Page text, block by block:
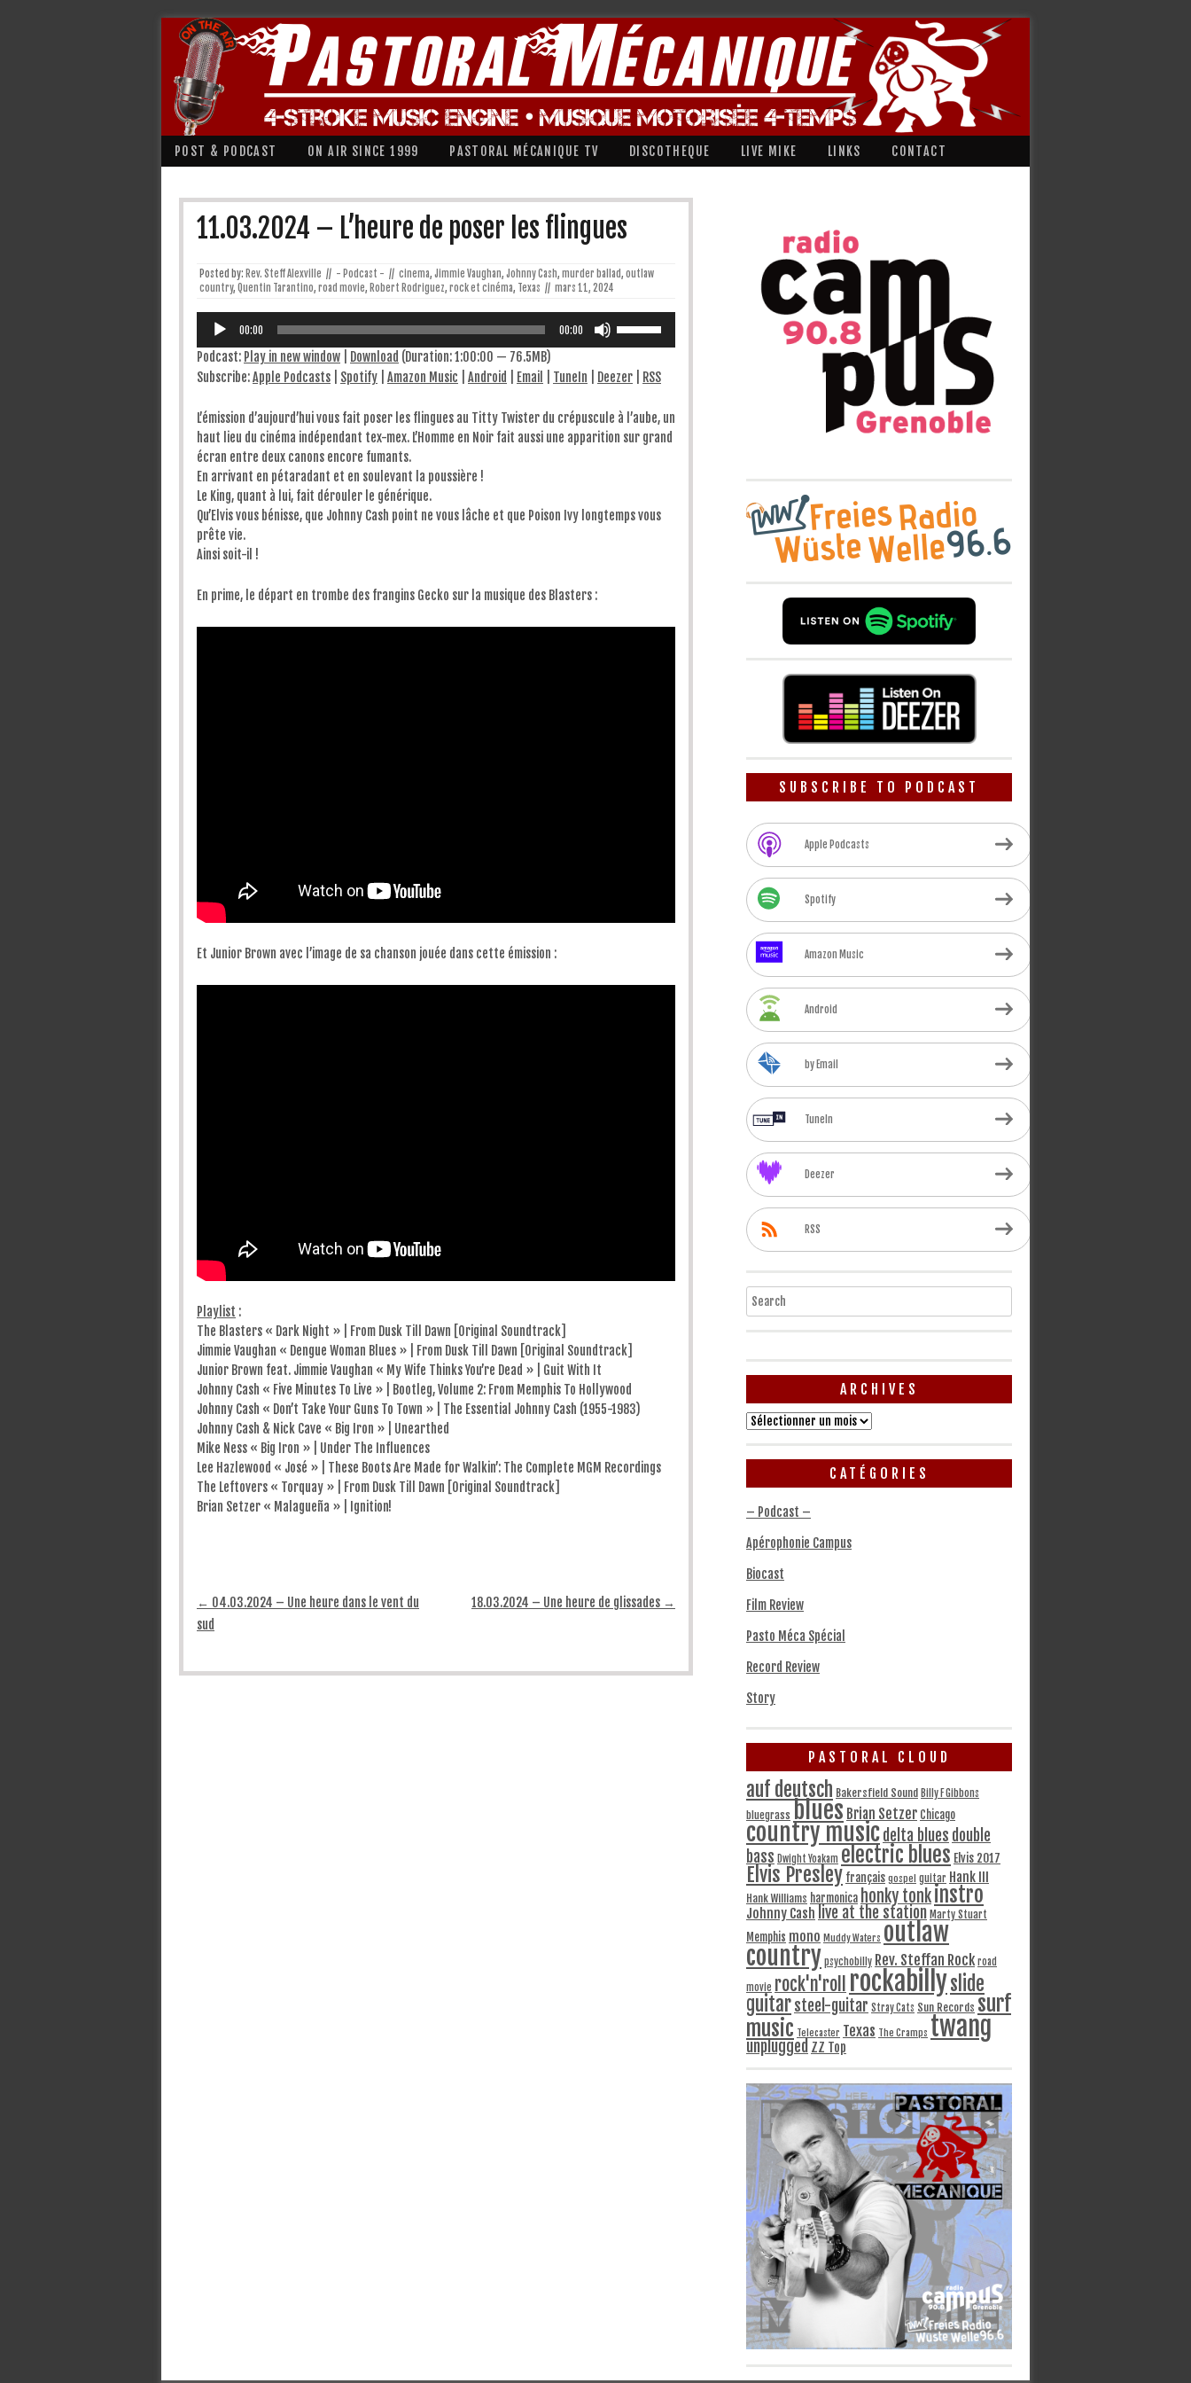
POST & PODCAST ON AIR SINCE 1999 PASTORAL MÉCANIQUE TV DISCOTHEQUE LIVE MIKE LINKS CONTACT
11.03.2024 – L’heure de poser les flingues
Posted by: Rev. Steff Alexville // - Podcast - // cinema, Jimmie Vaughan, Johnny Cash, murder ballad, outlaw
country, Quentin Tarantino, road movie, Robert Rodriguez, rock et cinéma, Texas // mars 11, 2024
Lecteur
audio
00:00 00:00
Utilisez
les
pour
augmenter
le
Podcast: Play in new window Download (Duration: 1:00:00 — 76.5MB)
Subscribe:Apple Podcasts Spotify Amazon Music Android Email TuneIn Deezer RSS
L’émission d’aujourd’hui vous fait poser les flingues au Titty Twister du crépuscule à l’aube, un
haut lieu du cinéma indépendant tex-mex. L’Homme en Noir fait aussi une apparition sur grand
écran entre deux canons encore fumants.
En arrivant en pétaradant et en soulevant la poussière !
Le King, quant à lui, fait dérouler le générique.
Qu’Elvis vous bénisse, que Johnny Cash point ne vous lâche et que Poison Ivy longtemps vous
prête vie.
Ainsi soit-il !
En prime, le départ en trombe des frangins Gecko sur la musique des Blasters :
Et Junior Brown avec l’image de sa chanson jouée dans cette émission :
Playlist :
The Blasters « Dark Night » | From Dusk Till Dawn [Original Soundtrack]
Jimmie Vaughan « Dengue Woman Blues » | From Dusk Till Dawn [Original Soundtrack]
Junior Brown feat. Jimmie Vaughan « My Wife Thinks You’re Dead » | Guit With It
Johnny Cash « Five Minutes To Live » | Bootleg, Volume 2: From Memphis To Hollywood
Johnny Cash « Don’t Take Your Guns To Town » | The Essential Johnny Cash (1955-1983)
Johnny Cash & Nick Cave « Big Iron » | Unearthed
Mike Ness « Big Iron » | Under The Influences
Lee Hazlewood « José » | These Boots Are Made for Walkin’: The Complete MGM Recordings
The Leftovers « Torquay » | From Dusk Till Dawn [Original Soundtrack]
Brian Setzer « Malagueña » | Ignition!
Post navigation
← 04.03.2024 – Une heure dans le vent du
sud
18.03.2024 – Une heure de glissades →
SUBSCRIBE TO PODCAST
Apple Podcasts
Spotify
Amazon Music
Android
by Email
TuneIn
Deezer
RSS
Search
ARCHIVES
Archives
CATÉGORIES
– Podcast –
Apérophonie Campus
Biocast
Film Review
Pasto Méca Spécial
Record Review
Story
PASTORAL CLOUD
auf deutsch Bakersfield Sound Billy F Gibbons
bluegrass blues Brian Setzer Chicago
country musicdelta blues double
bass Dwight Yoakam electric blues Elvis 2017
Elvis Presley français gospel guitar Hank III
Hank Williams harmonica honky tonkinstro
Johnny Cash live at the station Marty Stuart
Memphis mono Muddy Waters outlaw
country psychobilly Rev. Steffan Rock road
movie rock'n'roll rockabillyslide
guitarsteel-guitar Stray Cats Sun Records surf
music Telecaster Texas The Cramps twang
unplugged ZZ Top